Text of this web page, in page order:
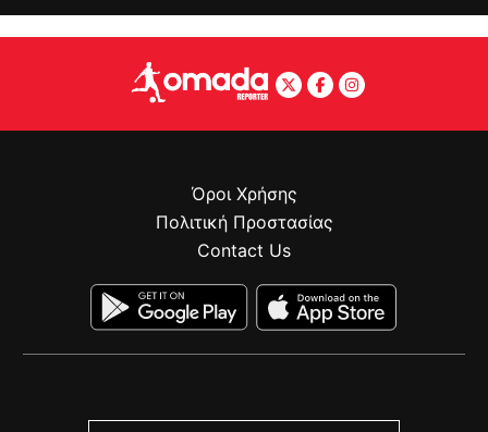
Όροι Χρήσης
Πολιτική Προστασίας
Contact Us